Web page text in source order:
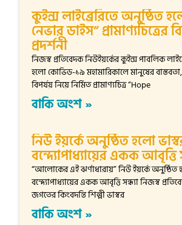
কুইন্স লাইব্রেরিতে অনুষ্ঠিত
নেভার ডাইস” প্রামাণ্যচিত্রের
প্রদর্শনী
নিজস্ব প্রতিবেদক নিউইয়র্কের কুইন্স পাবলিক
হলো কোভিড-১৯ মহামারিকালে মানুষের
বিপর্যয় নিয়ে নির্মিত প্রামাণ্যচিত্র “Hope
বাকি অংশ »
নিউ ইয়র্কে অনুষ্ঠিত হলো
বন্দ্যোপাধ্যায়ের একক আবৃত্তি
“আলোকের এই ঝর্ণাধারায়” নিউ ইয়র্কে অনুষ্ঠিত
বন্দ্যোপাধ্যায়ের একক আবৃত্তি সন্ধ্যা নিজস্ব
জগতের কিংবদন্তি শিল্পী ভাস্বর
বাকি অংশ »